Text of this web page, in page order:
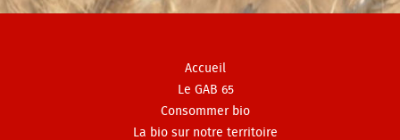
Accueil
Le GAB 65
Consommer bio
La bio sur notre territoire